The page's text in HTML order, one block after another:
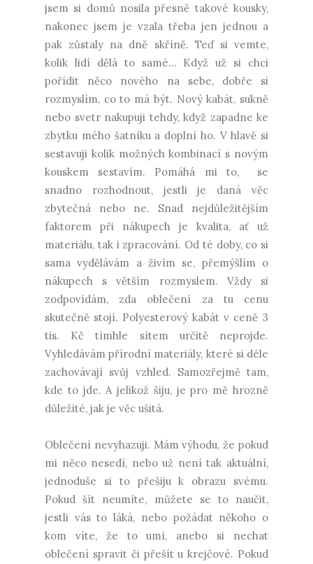
jsem si domů nosila přesně takové kousky,
nakonec jsem je vzala třeba jen jednou a
pak zůstaly na dně skříně. Teď si vemte,
kolik lidí dělá to samé… Když už si chci
pořídit něco nového na sebe, dobře si
rozmyslím, co to má být. Nový kabát, sukně
nebo svetr nakupuji tehdy, když zapadne ke
zbytku mého šatníku a doplní ho. V hlavě si
sestavuji kolik možných kombinací s novým
kouskem sestavím. Pomáhá mi to, se
snadno rozhodnout, jestli je daná věc
zbytečná nebo ne. Snad nejdůležitějším
faktorem při nákupech je kvalita, ať už
materiálu, tak i zpracování. Od té doby, co si
sama vydělávám a živím se, přemýšlím o
nákupech s větším rozmyslem. Vždy si
zodpovídám, zda oblečení za tu cenu
skutečně stojí. Polyesterový kabát v ceně 3
tis. Kč tímhle sítem určitě neprojde.
Vyhledávám přírodní materiály, které si déle
zachovávají svůj vzhled. Samozřejmě tam,
kde to jde. A jelikož šiju, je pro mě hrozně
důležité, jak je věc ušitá.
Oblečení nevyhazuji. Mám výhodu, že pokud
mi něco nesedí, nebo už není tak aktuální,
jednoduše si to přešiju k obrazu svému.
Pokud šít neumíte, můžete se to naučit,
jestli vás to láká, nebo požádat někoho o
kom víte, že to umí, anebo si nechat
oblečení spravit či přešít u krejčové. Pokud